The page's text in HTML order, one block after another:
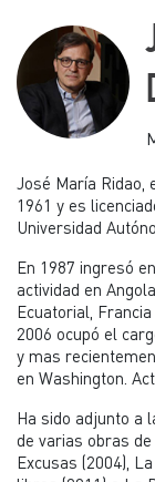
José María Ridao,
1961 y es
Universidad
En 1987 ingresó
actividad en
Ecuatorial,
2006 ocupó el
y mas
en Washington.
Ha sido adjunto a
de varias obras
Excusas (2004),